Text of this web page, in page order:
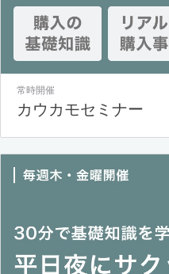
常時開催
カウカモセミナー